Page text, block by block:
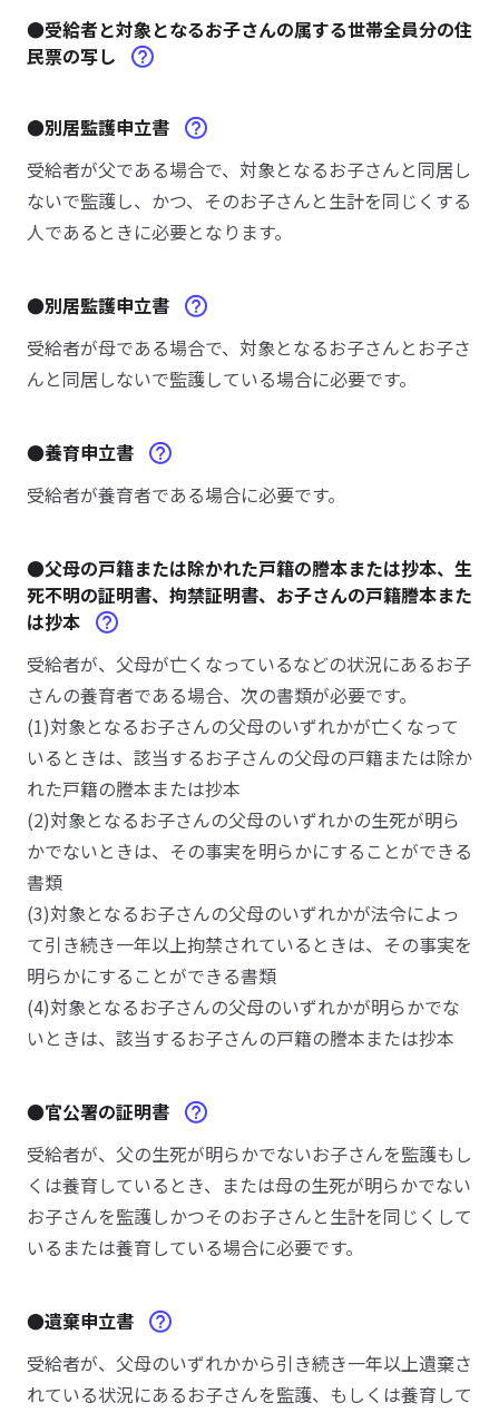
●受給者と対象となるお子さんの属する世帯全員分の住
民票の写し
●別居監護申立書
受給者が父である場合で、対象となるお子さんと同居し
ないで監護し、かつ、そのお子さんと生計を同じくする
人であるときに必要となります。
●別居監護申立書
受給者が母である場合で、対象となるお子さんとお子さ
んと同居しないで監護している場合に必要です。
●養育申立書
受給者が養育者である場合に必要です。
●父母の戸籍または除かれた戸籍の謄本または抄本、生
死不明の証明書、拘禁証明書、お子さんの戸籍謄本また
は抄本
受給者が、父母が亡くなっているなどの状況にあるお子
さんの養育者である場合、次の書類が必要です。
(1)対象となるお子さんの父母のいずれかが亡くなって
いるときは、該当するお子さんの父母の戸籍または除か
れた戸籍の謄本または抄本
(2)対象となるお子さんの父母のいずれかの生死が明ら
かでないときは、その事実を明らかにすることができる
書類
(3)対象となるお子さんの父母のいずれかが法令によっ
て引き続き一年以上拘禁されているときは、その事実を
明らかにすることができる書類
(4)対象となるお子さんの父母のいずれかが明らかでな
いときは、該当するお子さんの戸籍の謄本または抄本
●官公署の証明書
受給者が、父の生死が明らかでないお子さんを監護もし
くは養育しているとき、または母の生死が明らかでない
お子さんを監護しかつそのお子さんと生計を同じくして
いるまたは養育している場合に必要です。
●遺棄申立書
受給者が、父母のいずれかから引き続き一年以上遺棄さ
れている状況にあるお子さんを監護、もしくは養育して